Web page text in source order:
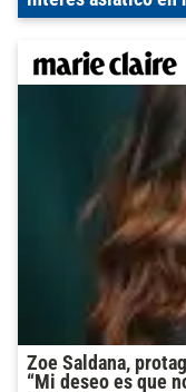
Zoe Saldana,
“Mi deseo es que